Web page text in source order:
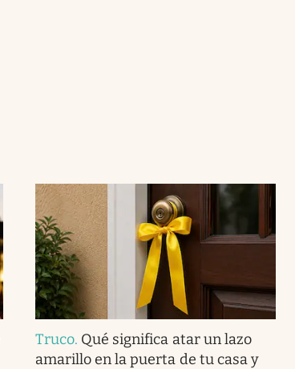
Truco. Qué significa atar un lazo
amarillo en la puerta de tu casa y